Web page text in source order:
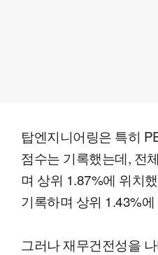
탑엔지니어링은 특히
점수는 기록했는데, 전
며 상위 1.87%에 위치
기록하며 상위 1.43%
그러나 재무건전성을